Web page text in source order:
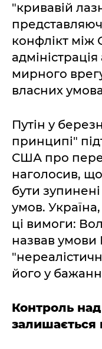
"кривавій
конфлікт між
мирного
власних
Путін у
принципі"
США про
наголосив, що
бути
умов.
ці вимоги:
назвав умови
його у
Контроль
залишається